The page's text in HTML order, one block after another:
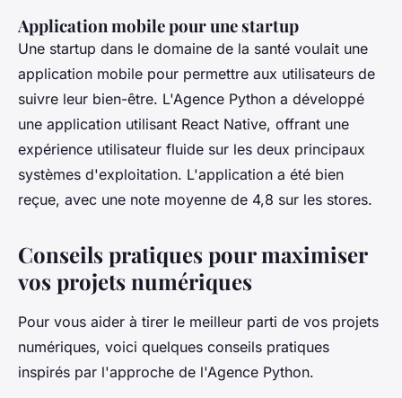
Application mobile pour une startup
Une startup dans le domaine de la santé voulait une
application mobile pour permettre aux utilisateurs de
suivre leur bien-être. L'Agence Python a développé
une application utilisant React Native, offrant une
expérience utilisateur fluide sur les deux principaux
systèmes d'exploitation. L'application a été bien
reçue, avec une note moyenne de 4,8 sur les stores.
Conseils pratiques pour maximiser
vos projets numériques
Pour vous aider à tirer le meilleur parti de vos projets
numériques, voici quelques conseils pratiques
inspirés par l'approche de l'Agence Python.